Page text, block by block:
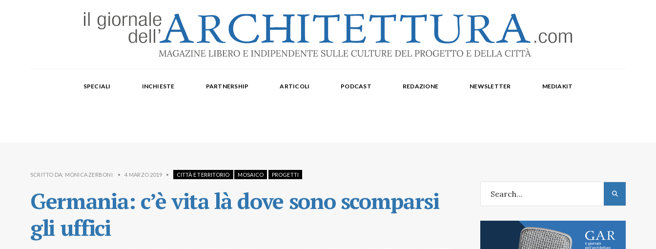
Paola Repellino, Veronica Rodenigo, Cecilia Rosa, Ubaldo Spina. Editore Delegato per The Architectural Post: Luca Gibello.
SPECIALI INCHIESTE PARTNERSHIP ARTICOLI PODCAST REDAZIONE NEWSLETTER MEDIAKIT
SCRITTO DA: MONICA ZERBONI • 4 MARZO 2019 • CITTÀ E TERRITORIO MOSAICO PROGETTI
Germania: c’è vita là dove sono scomparsi
gli uffici